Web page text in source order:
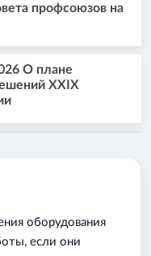
профсоюзов на
О плане
XXIX
оборудования
если они